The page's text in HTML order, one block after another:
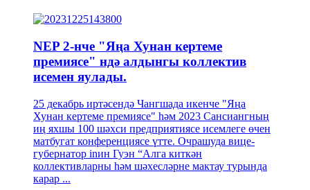
NEP 2-нче "Яңа Хунан кертеме
премиясе" ндә алдынгы коллектив
исемен яулады.
25 декабрь иртәсендә Чангшада икенче "Яңа
Хунан кертеме премиясе" һәм 2023 Сансиангның
иң яхшы 100 шәхси предприятиясе исемлеге өчен
матбугат конференциясе үтте. Очрашуда вице-
губернатор inин Гуэн “Алга киткән
коллективларны һәм шәхесләрне мактау турында
карар ...